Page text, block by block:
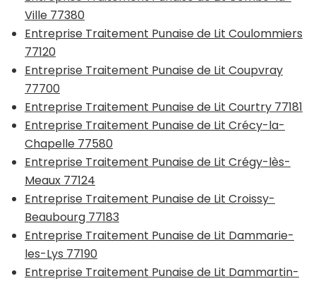
Ville 77380
Entreprise Traitement Punaise de Lit Coulommiers
77120
Entreprise Traitement Punaise de Lit Coupvray
77700
Entreprise Traitement Punaise de Lit Courtry 77181
Entreprise Traitement Punaise de Lit Crécy-la-
Chapelle 77580
Entreprise Traitement Punaise de Lit Crégy-lès-
Meaux 77124
Entreprise Traitement Punaise de Lit Croissy-
Beaubourg 77183
Entreprise Traitement Punaise de Lit Dammarie-
les-Lys 77190
Entreprise Traitement Punaise de Lit Dammartin-